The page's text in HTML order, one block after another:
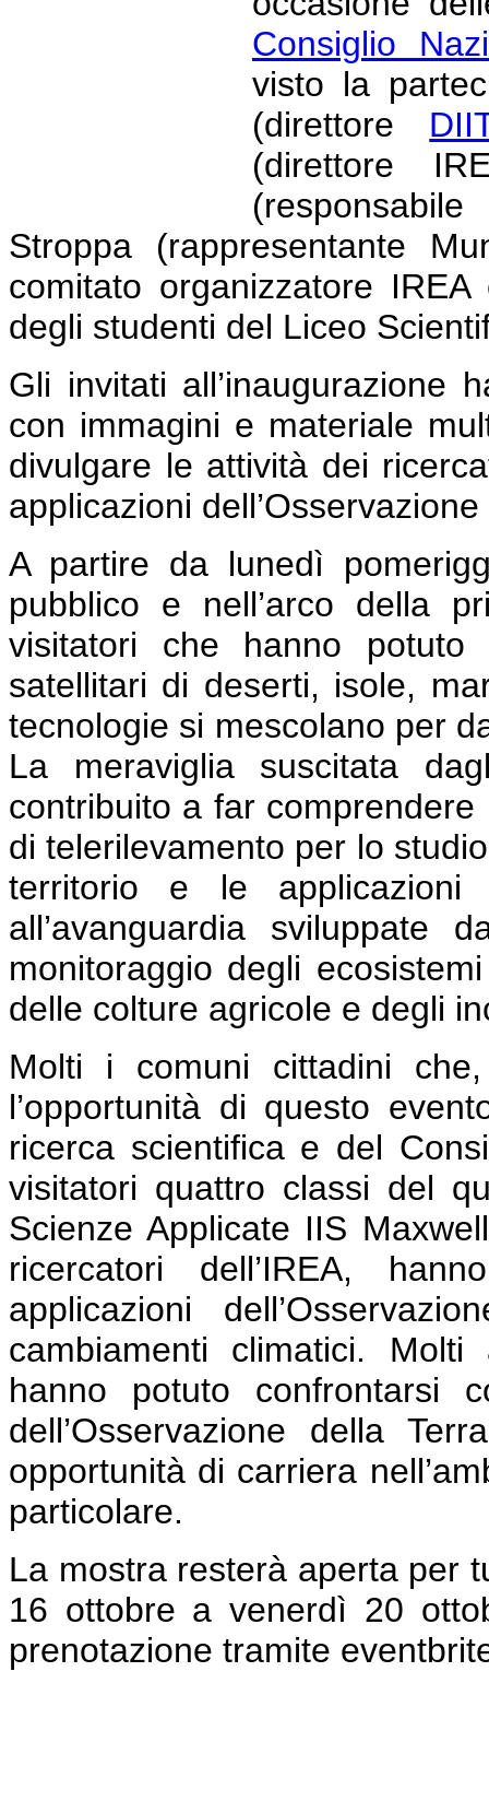
Consiglio
visto la
(direttore
(direttore
Stroppa (rappresentante
comitato organizzatore
degli studenti del Liceo
Gli invitati all’inaugurazione
con immagini e materiale
divulgare le attività dei
applicazioni
A partire da lunedì
pubblico e nell’arco della
visitatori che hanno potuto
satellitari di deserti, isole,
tecnologie si mescolano per
La meraviglia suscitata
contribuito a far comprendere
di telerilevamento per lo
territorio e le
all’avanguardia sviluppate
monitoraggio degli
delle colture agricole e degli
Molti i comuni cittadini
l’opportunità di questo
ricerca scientifica e del
visitatori quattro classi del
Scienze Applicate IIS
ricercatori dell’IREA,
applicazioni
cambiamenti climatici.
hanno potuto confrontarsi
dell’Osservazione della
opportunità di carriera
particolare.
La mostra resterà aperta per
16 ottobre a venerdì 20
prenotazione tramite